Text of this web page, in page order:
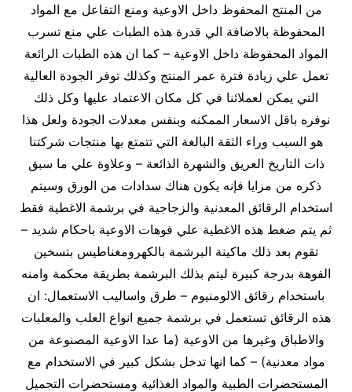
من المنتج المحفوظ داخل الاوعية ومنع التفاعل مع المواد
المحفوظة بالاضافة الي قدرة هذه الطبات علي منع تسرب
المواد المحفوظة داخل الاوعية – كما ان هذه الطبات الرائعة
تعمل علي زيادة فترة عمر المنتج وكذلك توفر الجودة العالية
التي يمكن لعملائنا في كل مكان الاعتماد عليها وكل ذلك
نوفره باقل الاسعار الممكنه وبنفس معدلات الجودة ولعل هذا
هو السبب وراء الثقة البالغة التي تتمتع بها منتجات شركتنا
ذات التاريخ العريق والشهرة الذائعة – وعلاوة علي ما سبق
ذكره من مزايا فإنه يكون هناك سدادات من الورق وسيتم
استخدام الرقائق المعدنية والزجاجية في برشمة الاغطية فقط
ثم يتم ضغط هذه الاغطية علي فوهات الاوعية باحكام شديد –
تقوم بعد ذلك ماكينة البرشمة بالكهرومغناطيس بتسخين
الفوهة بدرجة كبيرة ليتم بذلك البرشمة بطريقة محكمة وامنه
باستخدام رقائق الالومنيوم – طرق واساليب الاستعمال: ان
هذه الرقائق تستعمل في برشمة جميع انواع العلب والمعلبات
والاطباق وغيرها من الاوعية (ما عدا الاوعية المصنوعة من
مواد معدنية) – كما انها تدخل بشكل كبير في الاستخدام مع
المستحضرات الطبية والمواد الغذائية ومستحضرات التجميل